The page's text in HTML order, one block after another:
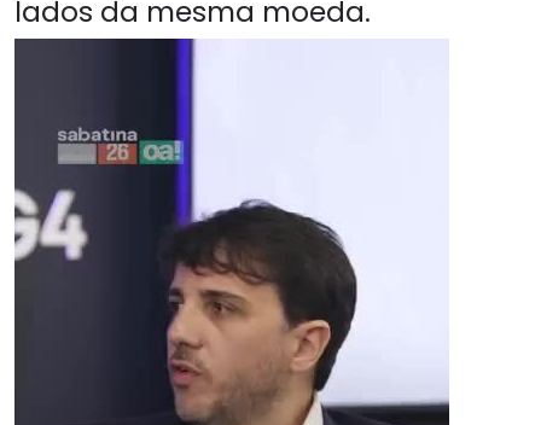
lados da mesma moeda.